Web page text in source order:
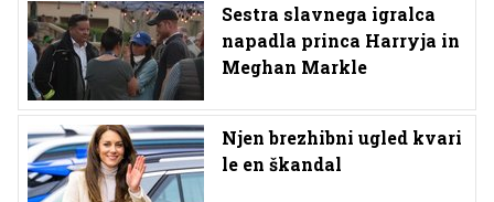
Sestra slavnega igralca
napadla princa Harryja in
Meghan Markle
Njen brezhibni ugled kvari
le en škandal